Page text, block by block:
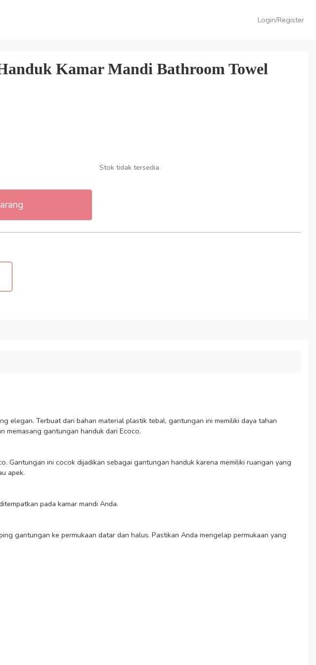
Login/Register
Kamar Mandi Bathroom Towel
Stok tidak tersedia
elegan. Terbuat dari bahan material plastik tebal, gantungan ini memiliki daya tahan
memasang gantungan handuk dari Ecoco.
apek.